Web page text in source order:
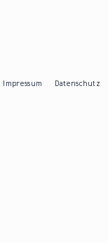
Impressum
Datenschutz